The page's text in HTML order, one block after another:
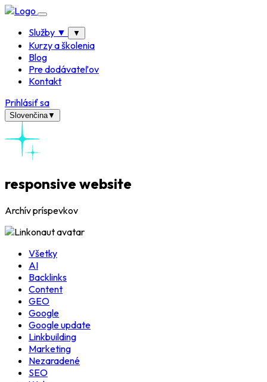
Služby ▼ ▼
Kurzy a školenia
Blog
Pre dodávateľov
Kontakt
Prihlásiť sa
Slovenčina▼
responsive website
Archív príspevkov
Všetky
AI
Backlinks
Content
GEO
Google
Google update
Linkbuilding
Marketing
Nezaradené
SEO